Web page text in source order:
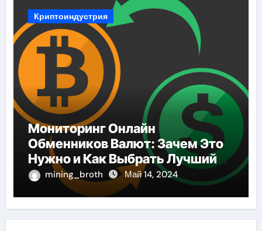
Криптоиндустрия
Мониторинг Онлайн
Обменников Валют: Зачем Это
Нужно и Как Выбрать Лучший
Сервис
mining_broth Май 14, 2024